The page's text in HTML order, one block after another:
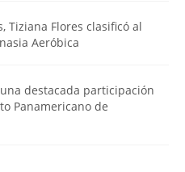
Tiziana Flores clasificó al
Aeróbica
destacada participación
Panamericano de